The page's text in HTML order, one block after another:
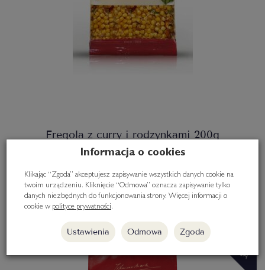
Fregola z curry i rodzynkami 200g
19,00 zł
Do koszyka
Informacja o cookies
Klikając “Zgoda” akceptujesz zapisywanie wszystkich danych cookie na
twoim urządzeniu. Kliknięcie “Odmowa” oznacza zapisywanie tylko
danych niezbędnych do funkcjonowania strony. Więcej informacji o
cookie w polityce prywatności.
Ustawienia Odmowa Zgoda